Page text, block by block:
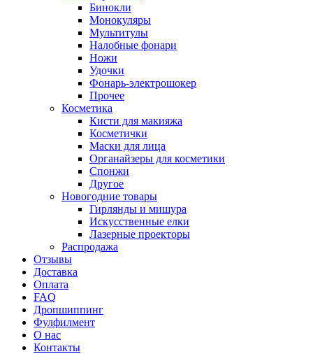
Бинокли
Монокуляры
Мультитулы
Налобные фонари
Ножи
Удочки
Фонарь-электрошокер
Прочее
Косметика
Кисти для макияжа
Косметички
Маски для лица
Органайзеры для косметики
Спонжи
Другое
Новогодние товары
Гирлянды и мишура
Искусственные елки
Лазерные проекторы
Распродажа
Отзывы
Доставка
Оплата
FAQ
Дропшиппинг
Фулфилмент
О нас
Контакты